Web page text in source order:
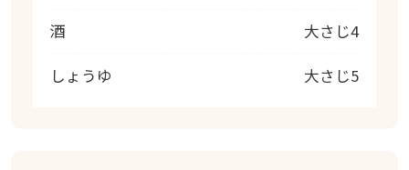
酒 大さじ4
しょうゆ 大さじ5